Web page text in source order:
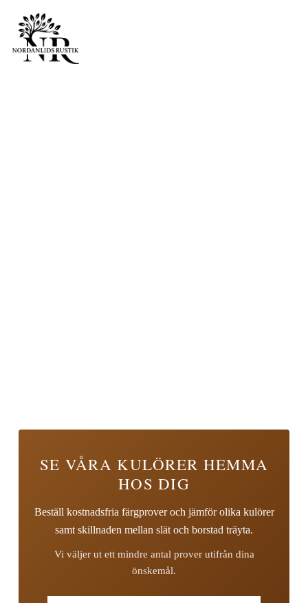
SE VÅRA KULÖRER HEMMA
HOS DIG
Beställ kostnadsfria färgprover och jämför olika kulörer
samt skillnaden mellan slät och borstad träyta.
Vi väljer ut ett mindre antal prover utifrån dina
önskemål.